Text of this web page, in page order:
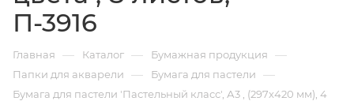
П-3916
Главная — Каталог — Бумажная продукция —
Папки для акварели — Бумага для пастели —
Бумага для пастели 'Пастельный класс', А3 , (297х420 мм), 4